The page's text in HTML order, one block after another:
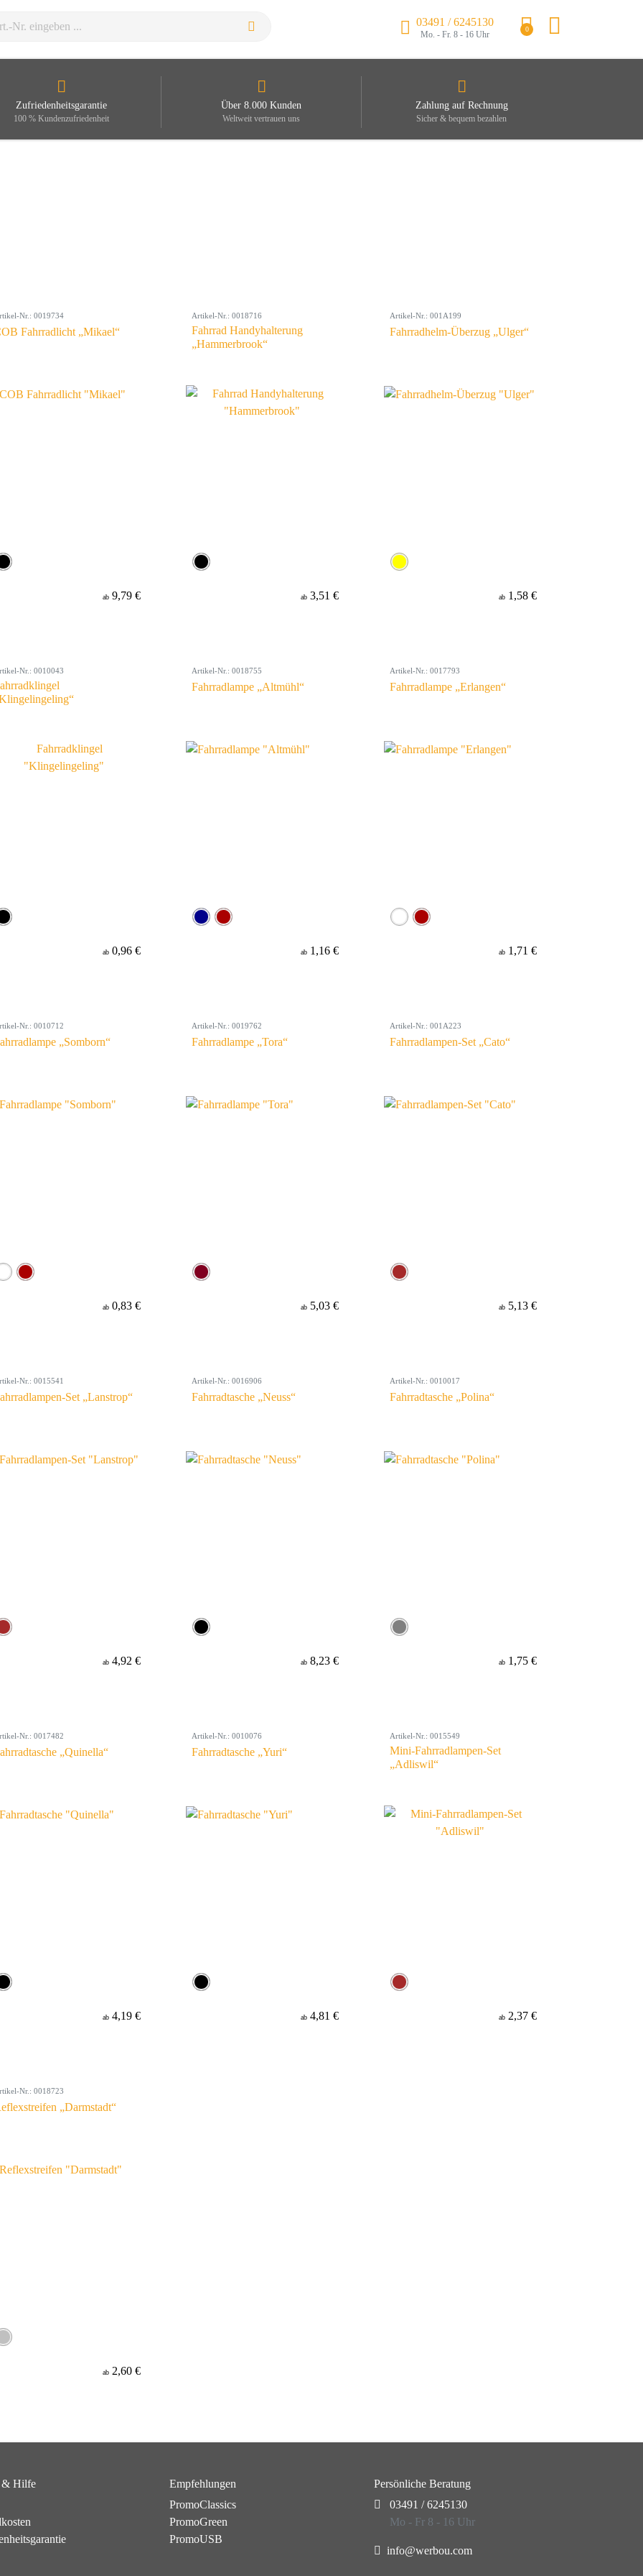
03491 / 6245130
Mo. - Fr. 8 - 16 Uhr
0
Zufriedenheitsgarantie
100 % Kundenzufriedenheit
Über 8.000 Kunden
Weltweit vertrauen uns
Zahlung auf Rechnung
Sicher & bequem bezahlen
Nr.: 0019734
Fahrradlicht „Mikael“
ab 9,79 €
Artikel-Nr.: 0018716
Fahrrad Handyhalterung
„Hammerbrook“
ab 3,51 €
Artikel-Nr.: 001A199
Fahrradhelm-Überzug „Ulger“
ab 1,58 €
Nr.: 0010043
ab 0,96 €
Artikel-Nr.: 0018755
Fahrradlampe „Altmühl“
ab 1,16 €
Artikel-Nr.: 0017793
Fahrradlampe „Erlangen“
ab 1,71 €
Nr.: 0010712
„Somborn“
ab 0,83 €
Artikel-Nr.: 0019762
Fahrradlampe „Tora“
ab 5,03 €
Artikel-Nr.: 001A223
Fahrradlampen-Set „Cato“
ab 5,13 €
Nr.: 0015541
Set „Lanstrop“
ab 4,92 €
Artikel-Nr.: 0016906
Fahrradtasche „Neuss“
ab 8,23 €
Artikel-Nr.: 0010017
Fahrradtasche „Polina“
ab 1,75 €
Nr.: 0017482
„Quinella“
ab 4,19 €
Artikel-Nr.: 0010076
Fahrradtasche „Yuri“
ab 4,81 €
Artikel-Nr.: 0015549
Mini-Fahrradlampen-Set
„Adliswil“
ab 2,37 €
Nr.: 0018723
„Darmstadt“
ab 2,60 €
& Hilfe
Empfehlungen
PromoClassics
PromoGreen
PromoUSB
Persönliche Beratung
03491 / 6245130
Mo - Fr 8 - 16 Uhr
info@werbou.com